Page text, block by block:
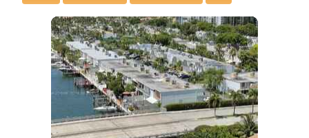
More